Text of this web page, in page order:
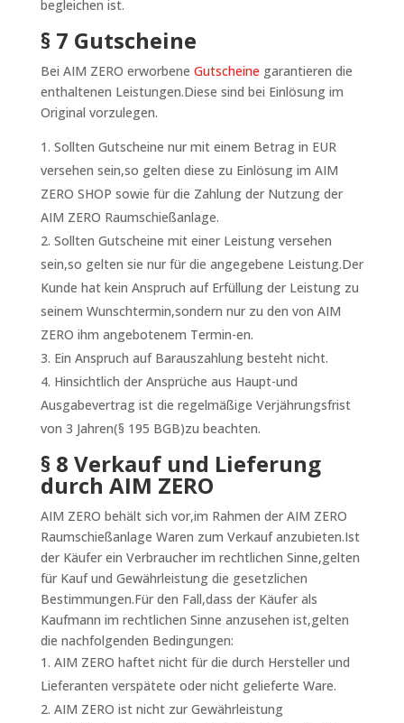
begleichen ist.
§ 7 Gutscheine
Bei AIM ZERO erworbene Gutscheine garantieren die
enthaltenen Leistungen.Diese sind bei Einlösung im
Original vorzulegen.
Sollten Gutscheine nur mit einem Betrag in EUR
versehen sein,so gelten diese zu Einlösung im AIM
ZERO SHOP sowie für die Zahlung der Nutzung der
AIM ZERO Raumschießanlage.
Sollten Gutscheine mit einer Leistung versehen
sein,so gelten sie nur für die angegebene Leistung.Der
Kunde hat kein Anspruch auf Erfüllung der Leistung zu
seinem Wunschtermin,sondern nur zu den von AIM
ZERO ihm angebotenem Termin-en.
Ein Anspruch auf Barauszahlung besteht nicht.
Hinsichtlich der Ansprüche aus Haupt-und
Ausgabevertrag ist die regelmäßige Verjährungsfrist
von 3 Jahren(§ 195 BGB)zu beachten.
§ 8 Verkauf und Lieferung
durch AIM ZERO
AIM ZERO behält sich vor,im Rahmen der AIM ZERO
Raumschießanlage Waren zum Verkauf anzubieten.Ist
der Käufer ein Verbraucher im rechtlichen Sinne,gelten
für Kauf und Gewährleistung die gesetzlichen
Bestimmungen.Für den Fall,dass der Käufer als
Kaufmann im rechtlichen Sinne anzusehen ist,gelten
die nachfolgenden Bedingungen:
AIM ZERO haftet nicht für die durch Hersteller und
Lieferanten verspätete oder nicht gelieferte Ware.
AIM ZERO ist nicht zur Gewährleistung